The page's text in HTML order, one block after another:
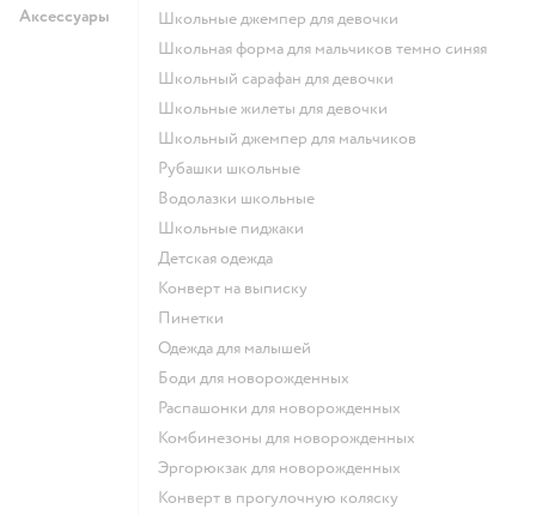
Аксессуары
Школьные джемпер для девочки
Школьная форма для мальчиков темно синяя
Школьный сарафан для девочки
Школьные жилеты для девочки
Школьный джемпер для мальчиков
Рубашки школьные
Водолазки школьные
Школьные пиджаки
Детская одежда
Конверт на выписку
Пинетки
Одежда для малышей
Боди для новорожденных
Распашонки для новорожденных
Комбинезоны для новорожденных
Эргорюкзак для новорожденных
Конверт в прогулочную коляску